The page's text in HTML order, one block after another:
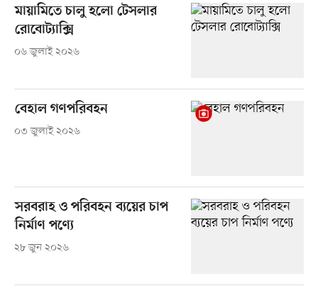
মায়ামিতে চালু হলো টেসলার
রোবোট্যাক্সি
০৬ জুলাই ২০২৬
বেহাল গণপরিবহন
০৩ জুলাই ২০২৬
সরবরাহ ও পরিবহন ব্যয়ের চাপ
নির্মাণ পণ্যে
২৮ জুন ২০২৬